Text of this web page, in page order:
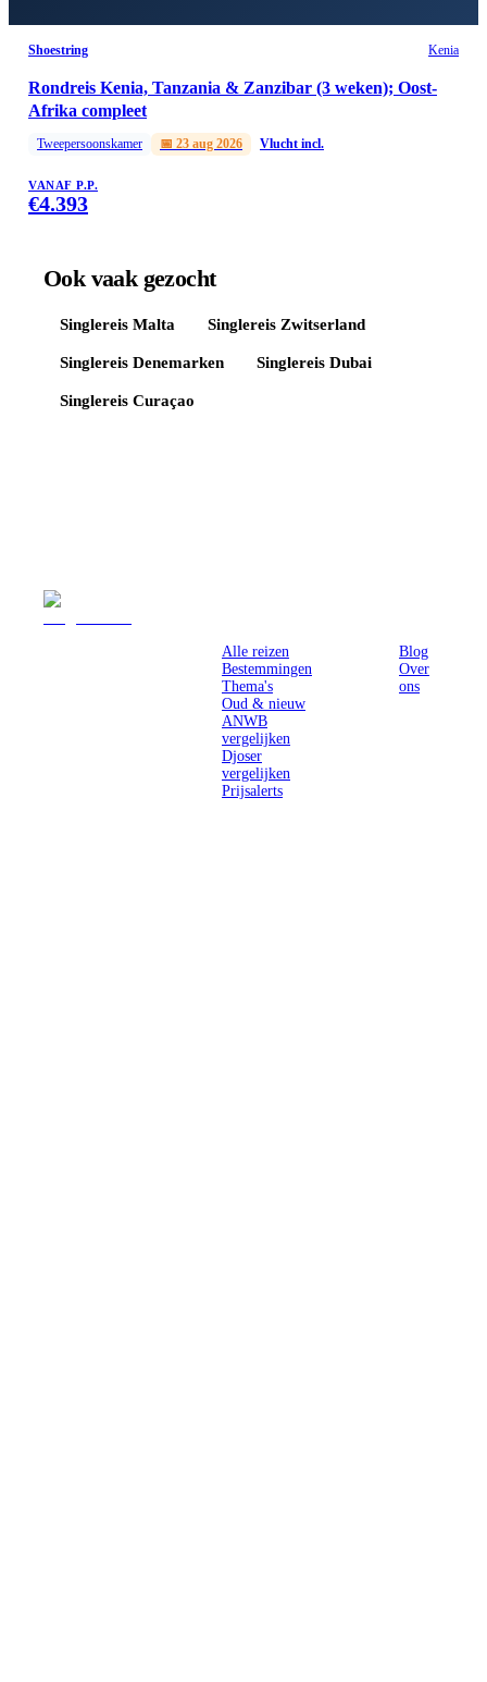
Shoestring Kenia
Rondreis Kenia, Tanzania & Zanzibar (3 weken); Oost-
Afrika compleet
Tweepersoonskamer 📅 23 aug 2026 Vlucht incl.
VANAF P.P.
€4.393
Ook vaak gezocht
Singlereis Malta Singlereis Zwitserland
Singlereis Denemarken Singlereis Dubai
Singlereis Curaçao
Alle reizen
Bestemmingen
Thema's
Oud & nieuw
ANWB
vergelijken
Djoser
vergelijken
Prijsalerts
Blog
Over
ons